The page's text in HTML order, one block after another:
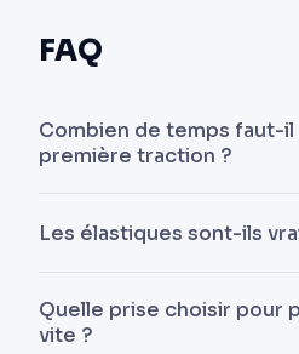
FAQ
Combien de temps faut-il
première traction ?
(excentriques, suspension
ups) suffisent à la majorité
effectuer leur première
résultats varient selon le
Les élastiques sont-ils
permanente. L’élastique
Quelle prise choisir pour
vite ?